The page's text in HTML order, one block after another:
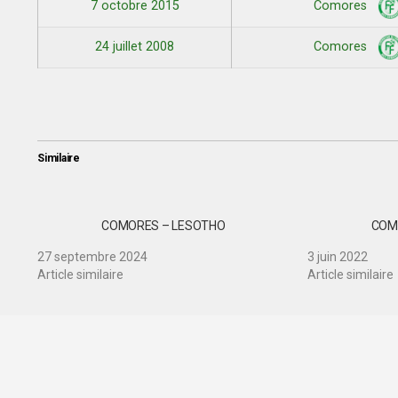
7 octobre 2015 Comores
24 juillet 2008 Comores
Similaire
COMORES – LESOTHO
27 septembre 2024
Article similaire
3 juin 2022
Article similaire